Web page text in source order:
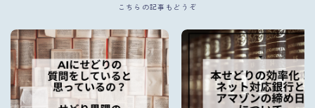
こちらの記事もどうぞ